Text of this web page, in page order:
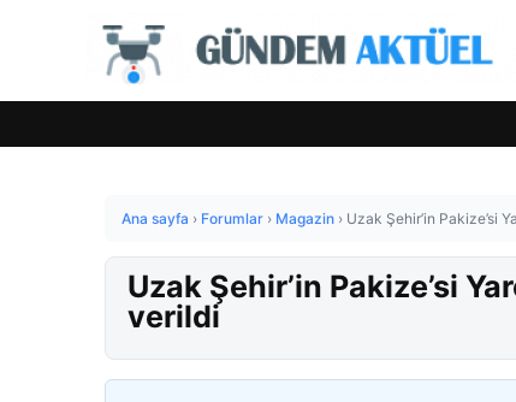
Ana sayfa › Forumlar › Magazin › Uzak Şehir’in Pakize’si
Uzak Şehir’in Pakize’si
verildi